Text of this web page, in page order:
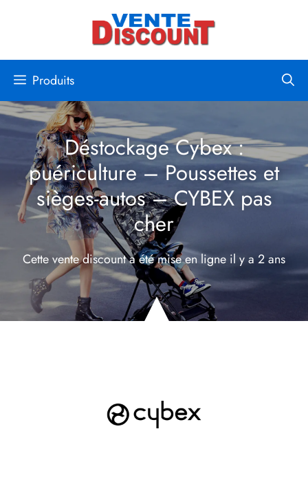
Produits
Déstockage Cybex :
puériculture – Poussettes et
sièges-autos – CYBEX pas
cher
Cette vente discount a été mise en ligne il y a 2 ans